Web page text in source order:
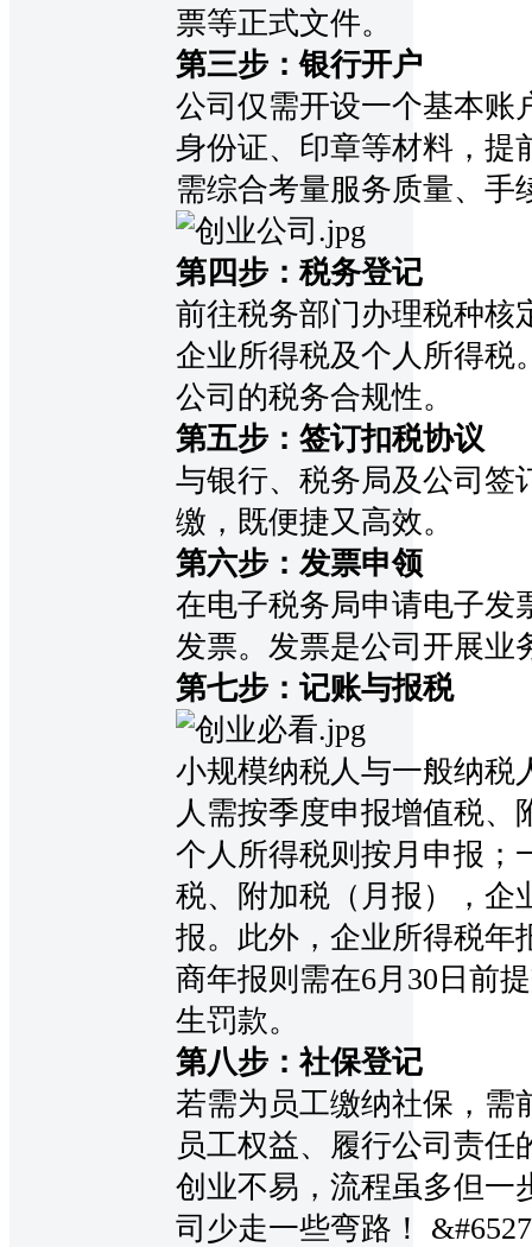
票等正式文件。
第三步：银行开户
公司仅需开设一个基本账
身份证、印章等材料，提
需综合考量服务质量、手
第四步：税务登记
前往税务部门办理税种核
企业所得税及个人所得税
公司的税务合规性。
第五步：签订扣税协议
与银行、税务局及公司签
缴，既便捷又高效。
第六步：发票申领
在电子税务局申请电子发
发票。发票是公司开展业
第七步：记账与报税
小规模纳税人与一般纳税
人需按季度申报增值税
个人所得税则按月申报；
税、附加税（月报），企
报。此外，企业所得税年
商年报则需在6月30日前
生罚款。
第八步：社保登记
若需为员工缴纳社保，需
员工权益、履行公司责任
创业不易，流程虽多但一
司少走一些弯路！